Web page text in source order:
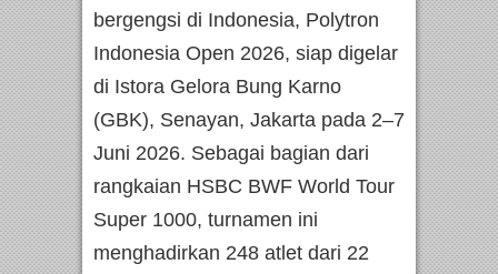
bergengsi di Indonesia, Polytron
Indonesia Open 2026, siap digelar
di Istora Gelora Bung Karno
(GBK), Senayan, Jakarta pada 2–7
Juni 2026. Sebagai bagian dari
rangkaian HSBC BWF World Tour
Super 1000, turnamen ini
menghadirkan 248 atlet dari 22